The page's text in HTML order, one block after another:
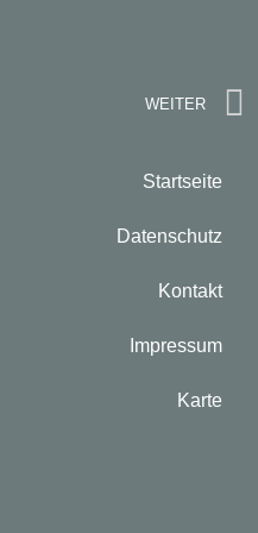
WEITER
Startseite
Datenschutz
Kontakt
Impressum
Karte